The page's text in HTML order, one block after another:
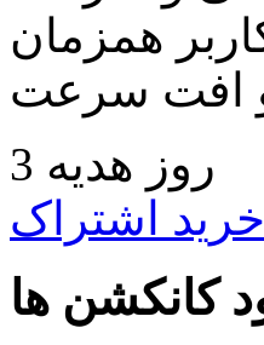
همزمان
افت سرعت
3 روز هدیه
خرید اشتراک
کانکشن ها